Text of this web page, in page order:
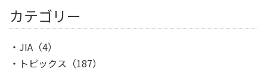
カテゴリー
JIA （4）
トピックス （187）